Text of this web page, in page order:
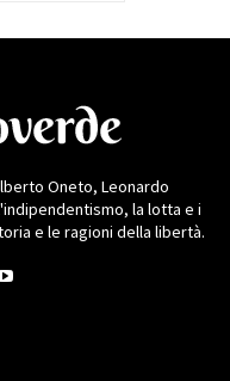
Oneto, Leonardo
la lotta e i
e le ragioni della libertà.